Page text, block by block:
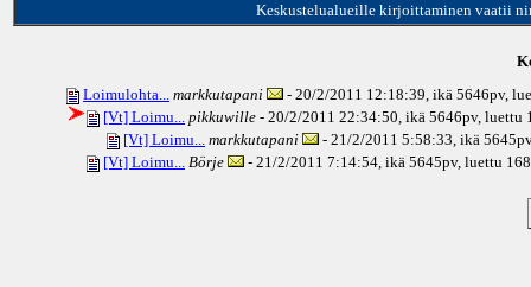
Keskustelualueille kirjoittaminen vaatii
Loimulohta... markkutapani - 20/2/2011 12:18:39, ikä 5646pv,
[Vt] Loimu... pikkuwille - 20/2/2011 22:34:50, ikä 5646pv, luettu
[Vt] Loimu... markkutapani - 21/2/2011 5:58:33, ikä 5645pv
[Vt] Loimu... Börje - 21/2/2011 7:14:54, ikä 5645pv, luettu